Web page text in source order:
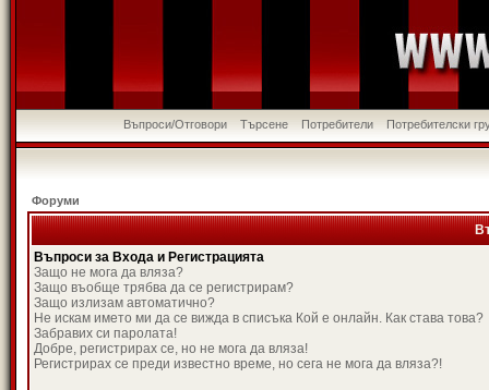
Въпроси/Отговори Търсене Потребители Потребителски
Форуми
Въпроси за Входа и Регистрацията
Защо не мога да вляза?
Защо въобще трябва да се регистрирам?
Защо излизам автоматично?
Не искам името ми да се вижда в списъка Кой е онлайн. Как става това?
Забравих си паролата!
Добре, регистрирах се, но не мога да вляза!
Регистрирах се преди известно време, но сега не мога да вляза?!